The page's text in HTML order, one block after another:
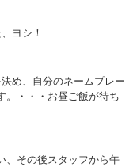
ヨシ！
め、自分のネームプレー
。・・・お昼ご飯が待ち
、その後スタッフから午